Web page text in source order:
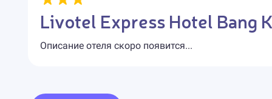
Livotel Express Hotel Bang
Описание отеля скоро появится...